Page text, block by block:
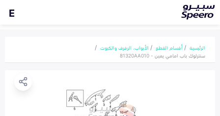
E
الرئيسية أقسام القطع
الأبواب، الرفرف والكبوت
سنترلوك باب امامي يمين - 81320AA010